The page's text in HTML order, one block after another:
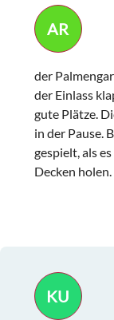
Verzehr in
sollten. Gern
zu uns, aber
trinken, dass
entschieden.
sonst wunder
AR
der
der Einlass
gute Plätze.
in der Pause.
gespielt, als
Decken holen.
KU